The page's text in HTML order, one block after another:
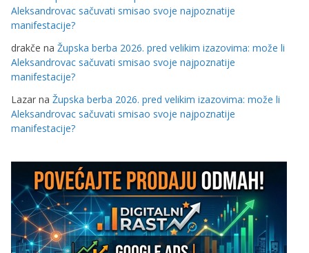
Aleksandrovac sačuvati smisao svoje najpoznatije
manifestacije?
drakče na Župska berba 2026. pred velikim izazovima: može li
Aleksandrovac sačuvati smisao svoje najpoznatije
manifestacije?
Lazar na Župska berba 2026. pred velikim izazovima: može li
Aleksandrovac sačuvati smisao svoje najpoznatije
manifestacije?